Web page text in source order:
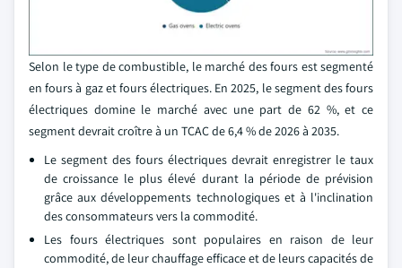
Selon le type de combustible, le marché des fours est segmenté
en fours à gaz et fours électriques. En 2025, le segment des fours
électriques domine le marché avec une part de 62 %, et ce
segment devrait croître à un TCAC de 6,4 % de 2026 à 2035.
Le segment des fours électriques devrait enregistrer le taux
de croissance le plus élevé durant la période de prévision
grâce aux développements technologiques et à l'inclination
des consommateurs vers la commodité.
Les fours électriques sont populaires en raison de leur
commodité, de leur chauffage efficace et de leurs capacités de